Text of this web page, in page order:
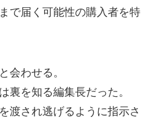
で届く可能性の購入者を特
会わせる。
裏を知る編集長だった。
渡され逃げるように指示さ